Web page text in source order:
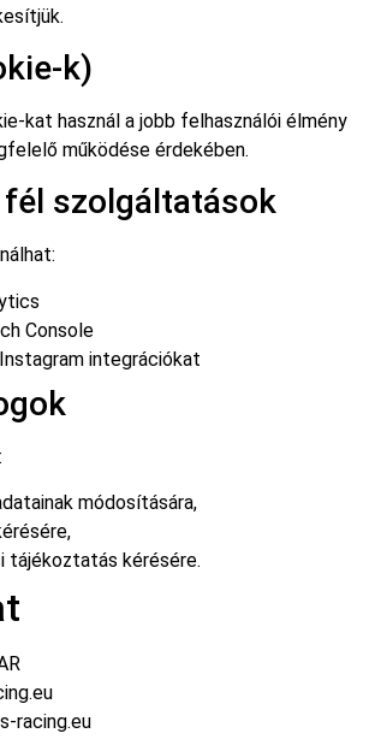
k)
kat használ a jobb felhasználói élmény
működése érdekében.
szolgáltatások
Console
integrációkat
módosítására,
tájékoztatás kérésére.
racing.eu